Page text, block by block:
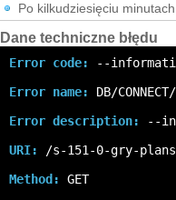
Po kilkudziesięciu
Dane techniczne błędu
Error code:
--
Error name:
DB/
Error description:
--
URI:
/s-151-0-gry-
Method:
GET